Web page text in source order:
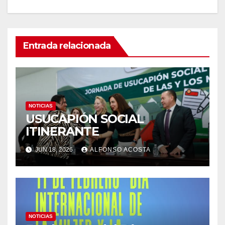
Entrada relacionada
NOTICIAS
USUCAPIÓN SOCIAL
ITINERANTE
JUN 18, 2026 ALFONSO ACOSTA
NOTICIAS